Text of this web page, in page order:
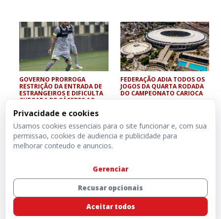
GOVERNO PRORROGA
RESTRIÇÃO DA ENTRADA DE
ESTRANGEIROS E DIFICULTA
CHEGADA DE CÁCERES AO
FEDERAÇÃO ADIA TODOS OS
JOGOS DA QUARTA RODADA
DO CAMPEONATO CARIOCA
Privacidade e cookies
Usamos cookies essenciais para o site funcionar e, com sua
permissao, cookies de audiencia e publicidade para
melhorar conteudo e anuncios.
Gerenciar
Recusar opcionais
Aceitar todos